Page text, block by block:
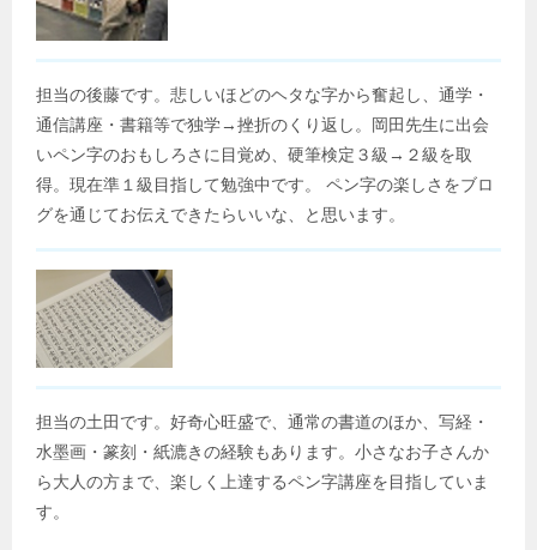
担当の後藤です。悲しいほどのヘタな字から奮起し、通学・
通信講座・書籍等で独学→挫折のくり返し。岡田先生に出会
いペン字のおもしろさに目覚め、硬筆検定３級→２級を取
得。現在準１級目指して勉強中です。 ペン字の楽しさをブロ
グを通じてお伝えできたらいいな、と思います。
担当の土田です。好奇心旺盛で、通常の書道のほか、写経・
水墨画・篆刻・紙漉きの経験もあります。小さなお子さんか
ら大人の方まで、楽しく上達するペン字講座を目指していま
す。